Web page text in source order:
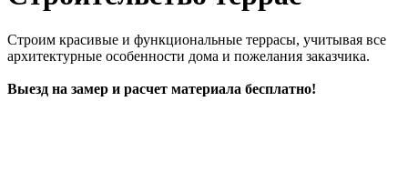
Строим красивые и функциональные террасы, учитывая все
архитектурные особенности дома и пожелания заказчика.
Выезд на замер и расчет материала бесплатно!